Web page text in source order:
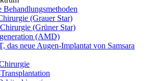
Behandlungsmethoden
(Grauer Star)
(Grüner Star)
(AMD)
das neue Augen-Implantat von Samsara